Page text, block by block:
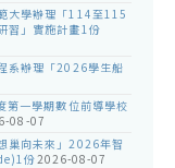
大學辦理「114至115
習」實施計畫1份
系辦理「2026學生船
第一學期數位前導學校
08-07
巢向未來」2026年智
份2026-08-07